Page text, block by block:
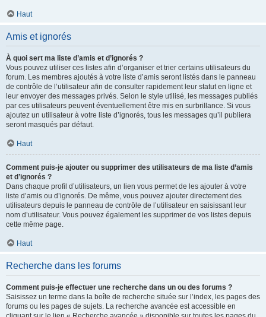
Haut
Amis et ignorés
À quoi sert ma liste d’amis et d’ignorés ?
Vous pouvez utiliser ces listes afin d’organiser et trier certains utilisateurs du
forum. Les membres ajoutés à votre liste d’amis seront listés dans le panneau
de contrôle de l’utilisateur afin de consulter rapidement leur statut en ligne et
leur envoyer des messages privés. Selon le style utilisé, les messages publiés
par ces utilisateurs peuvent éventuellement être mis en surbrillance. Si vous
ajoutez un utilisateur à votre liste d’ignorés, tous les messages qu’il publiera
seront masqués par défaut.
Haut
Comment puis-je ajouter ou supprimer des utilisateurs de ma liste d’amis
et d’ignorés ?
Dans chaque profil d’utilisateurs, un lien vous permet de les ajouter à votre
liste d’amis ou d’ignorés. De même, vous pouvez ajouter directement des
utilisateurs depuis le panneau de contrôle de l’utilisateur en saisissant leur
nom d’utilisateur. Vous pouvez également les supprimer de vos listes depuis
cette même page.
Haut
Recherche dans les forums
Comment puis-je effectuer une recherche dans un ou des forums ?
Saisissez un terme dans la boîte de recherche située sur l’index, les pages des
forums ou les pages de sujets. La recherche avancée est accessible en